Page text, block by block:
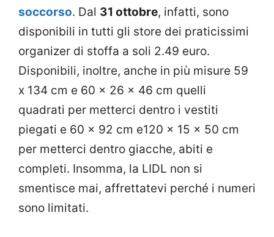
soccorso. Dal 31 ottobre, infatti, sono
disponibili in tutti gli store dei praticissimi
organizer di stoffa a soli 2.49 euro.
Disponibili, inoltre, anche in più misure 59
x 134 cm e 60 x 26 x 46 cm quelli
quadrati per metterci dentro i vestiti
piegati e 60 x 92 cm e120 x 15 x 50 cm
per metterci dentro giacche, abiti e
completi. Insomma, la LIDL non si
smentisce mai, affrettatevi perché i numeri
sono limitati.